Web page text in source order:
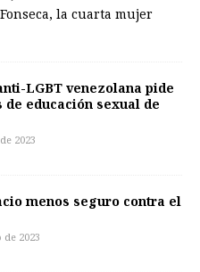
la cuarta mujer
LGBT venezolana pide
educación sexual de
2023
menos seguro contra el
2023